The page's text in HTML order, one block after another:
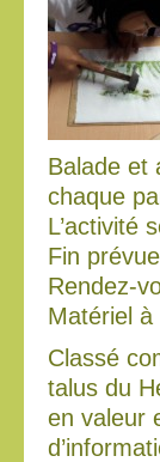
Balade et
chaque
L’activité
Fin
Rendez-
Matériel
Classé
talus du
en valeur